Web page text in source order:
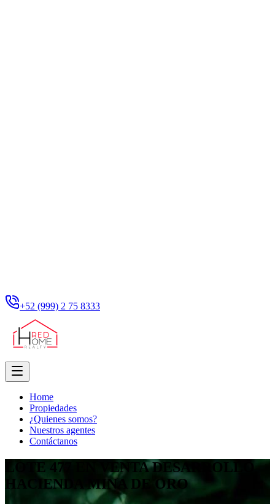
+52 (999) 2 75 8333
Home
Propiedades
¿Quienes somos?
Nuestros agentes
Contáctanos
LOTE 477 EN VENTA DESARROLLO
HACIENDA MINA DE ORO